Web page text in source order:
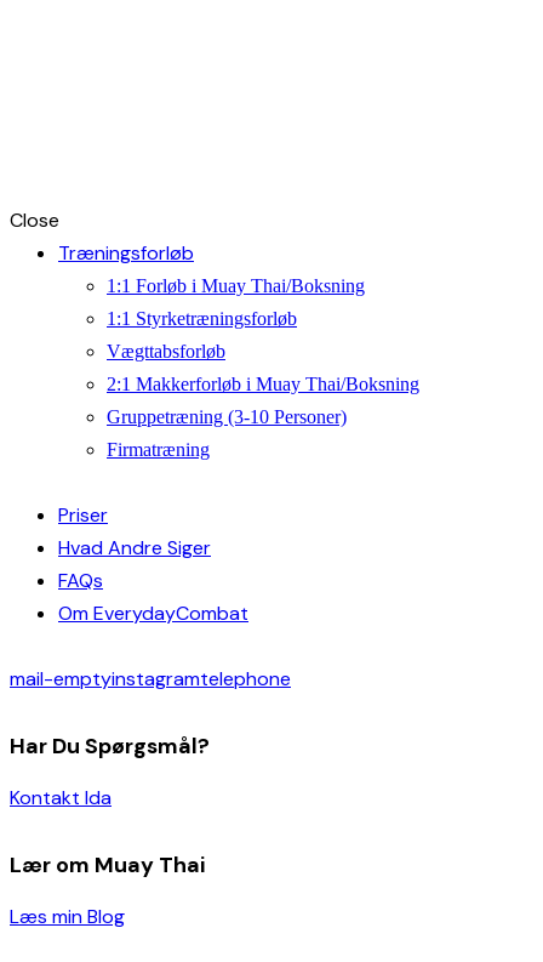
Close
Træningsforløb
1:1 Forløb i Muay Thai/Boksning
1:1 Styrketræningsforløb
Vægttabsforløb
2:1 Makkerforløb i Muay Thai/Boksning
Gruppetræning (3-10 Personer)
Firmatræning
Priser
Hvad Andre Siger
FAQs
Om EverydayCombat
mail-emptyinstagramtelephone
Har Du Spørgsmål?
Kontakt Ida
Lær om Muay Thai
Læs min Blog